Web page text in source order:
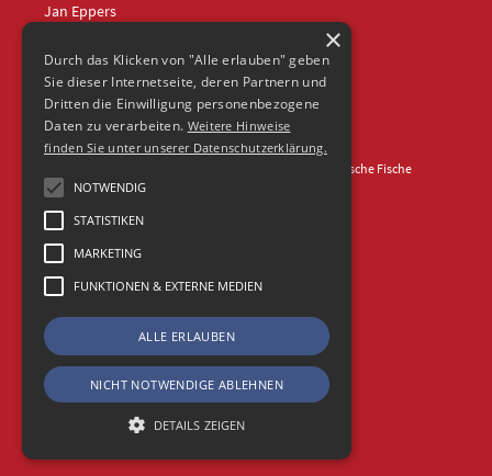
Jan Eppers
jep@frische-fische.com
© 2026 Agentur Frische Fische
×
Durch das Klicken von "Alle erlauben" geben
Sie dieser Internetseite, deren Partnern und
Dritten die Einwilligung personenbezogene
Daten zu verarbeiten. Weitere Hinweise
finden Sie unter unserer Datenschutzerklärung.
NOTWENDIG
STATISTIKEN
MARKETING
FUNKTIONEN & EXTERNE MEDIEN
ALLE ERLAUBEN
NICHT NOTWENDIGE ABLEHNEN
DETAILS ZEIGEN